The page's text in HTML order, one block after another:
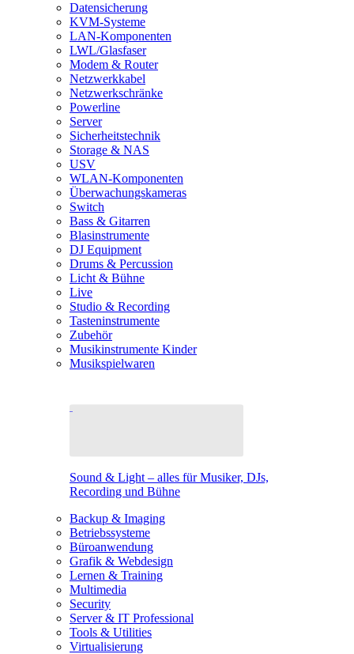
Datensicherung
KVM-Systeme
LAN-Komponenten
LWL/Glasfaser
Modem & Router
Netzwerkkabel
Netzwerkschränke
Powerline
Server
Sicherheitstechnik
Storage & NAS
USV
WLAN-Komponenten
Überwachungskameras
Switch
Bass & Gitarren
Blasinstrumente
DJ Equipment
Drums & Percussion
Licht & Bühne
Live
Studio & Recording
Tasteninstrumente
Zubehör
Musikinstrumente Kinder
Musikspielwaren
Sound & Light – alles für Musiker, DJs,
Recording und Bühne
Backup & Imaging
Betriebssysteme
Büroanwendung
Grafik & Webdesign
Lernen & Training
Multimedia
Security
Server & IT Professional
Tools & Utilities
Virtualisierung